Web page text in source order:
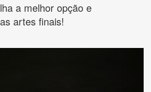
a melhor opção e
artes finais!